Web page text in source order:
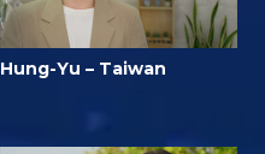
Hung-Yu – Taiwan